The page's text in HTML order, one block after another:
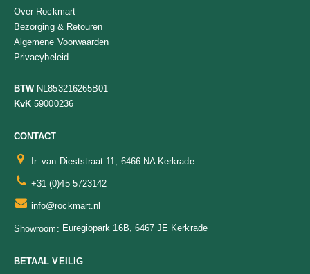
Over Rockmart
Bezorging & Retouren
Algemene Voorwaarden
Privacybeleid
BTWNL853216265B01
KvK 59000236
CONTACT
Ir. van Dieststraat 11, 6466 NA Kerkrade
+31 (0)45 5723142
info@rockmart.nl
Showroom: Euregiopark 16B, 6467 JE Kerkrade
BETAAL VEILIG